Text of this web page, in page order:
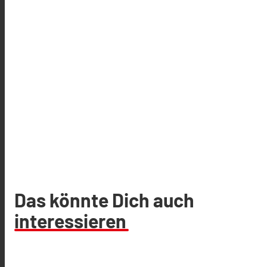
Das könnte Dich auch
interessieren